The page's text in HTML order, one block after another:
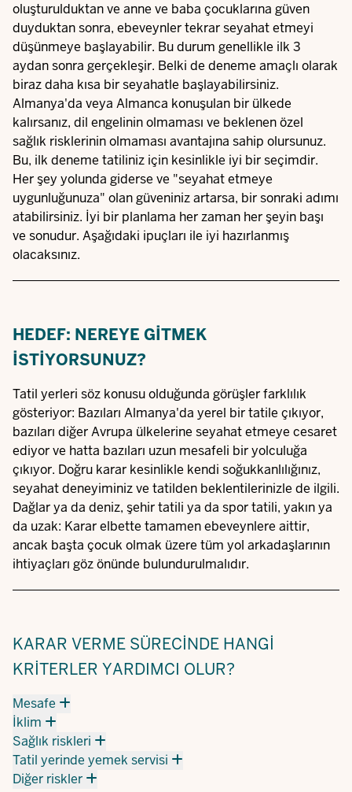
oluşturulduktan ve anne ve baba çocuklarına güven
duyduktan sonra, ebeveynler tekrar seyahat etmeyi
düşünmeye başlayabilir. Bu durum genellikle ilk 3
aydan sonra gerçekleşir. Belki de deneme amaçlı olarak
biraz daha kısa bir seyahatle başlayabilirsiniz.
Almanya'da veya Almanca konuşulan bir ülkede
kalırsanız, dil engelinin olmaması ve beklenen özel
sağlık risklerinin olmaması avantajına sahip olursunuz.
Bu, ilk deneme tatiliniz için kesinlikle iyi bir seçimdir.
Her şey yolunda giderse ve "seyahat etmeye
uygunluğunuza" olan güveniniz artarsa, bir sonraki adımı
atabilirsiniz. İyi bir planlama her zaman her şeyin başı
ve sonudur. Aşağıdaki ipuçları ile iyi hazırlanmış
olacaksınız.
HEDEF: NEREYE GITMEK
ISTIYORSUNUZ?
Tatil yerleri söz konusu olduğunda görüşler farklılık
gösteriyor: Bazıları Almanya'da yerel bir tatile çıkıyor,
bazıları diğer Avrupa ülkelerine seyahat etmeye cesaret
ediyor ve hatta bazıları uzun mesafeli bir yolculuğa
çıkıyor. Doğru karar kesinlikle kendi soğukkanlılığınız,
seyahat deneyiminiz ve tatilden beklentilerinizle de ilgili.
Dağlar ya da deniz, şehir tatili ya da spor tatili, yakın ya
da uzak: Karar elbette tamamen ebeveynlere aittir,
ancak başta çocuk olmak üzere tüm yol arkadaşlarının
ihtiyaçları göz önünde bulundurulmalıdır.
KARAR VERME SÜRECINDE HANGI
KRITERLER YARDIMCI OLUR?
Mesafe
İklim
Sağlık riskleri
Tatil yerinde yemek servisi
Diğer riskler